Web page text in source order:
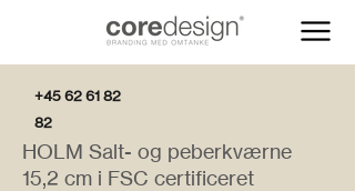
+45 62 61 82
82
HOLM Salt- og peberkværne
15,2 cm i FSC certificeret